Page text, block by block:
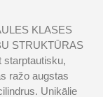
KLASES
STRUKTŪRAS
starptautisku,
ražo augstas
Unikālie